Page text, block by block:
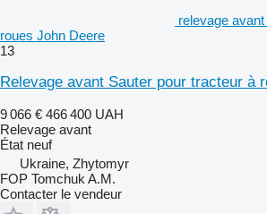
relevage
roues John Deere
13
Relevage avant Sauter pour tracteur à
9 066 € 466 400 UAH
Relevage avant
État neuf
Ukraine, Zhytomyr
FOP Tomchuk A.M.
Contacter le vendeur